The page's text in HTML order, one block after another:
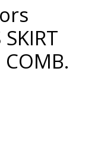
COMB.